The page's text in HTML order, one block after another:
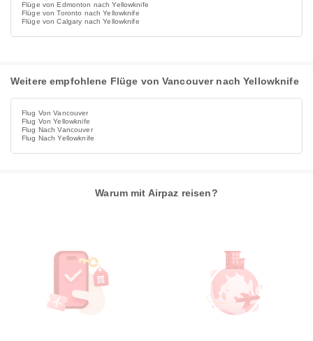
Flüge von Edmonton nach Yellowknife
Flüge von Toronto nach Yellowknife
Flüge von Calgary nach Yellowknife
Weitere empfohlene Flüge von Vancouver nach Yellowknife
Flug Von Vancouver
Flug Von Yellowknife
Flug Nach Vancouver
Flug Nach Yellowknife
Warum mit Airpaz reisen?